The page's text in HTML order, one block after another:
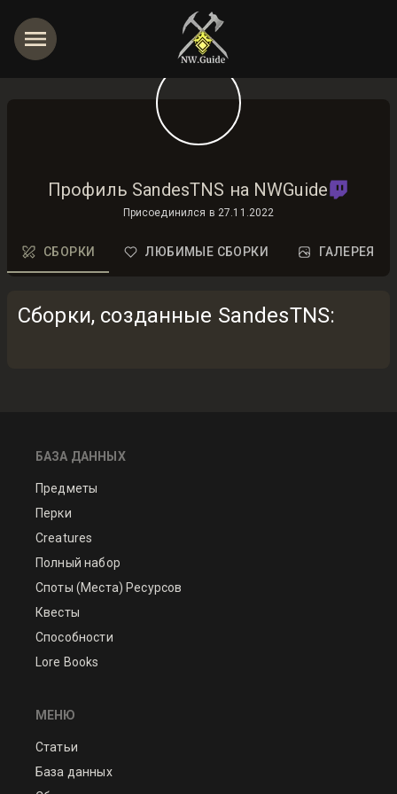
Профиль SandesTNS на NWGuide
Присоединился в 27.11.2022
СБОРКИ ЛЮБИМЫЕ СБОРКИ ГАЛЕРЕЯ
Сборки, созданные SandesTNS:
БАЗА ДАННЫХ
Предметы
Перки
Creatures
Полный набор
Споты (Места) Ресурсов
Квесты
Способности
Lore Books
МЕНЮ
Статьи
База данных